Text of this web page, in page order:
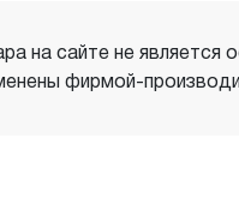
на сайте не является
фирмой-